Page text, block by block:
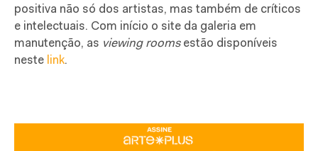
positiva não só dos artistas, mas também de críticos
e intelectuais. Com início o site da galeria em
manutenção, as viewing roomsestão disponíveis
neste link.